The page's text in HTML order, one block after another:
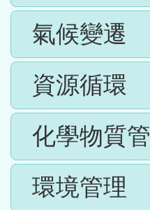
氣候變遷
資源循環
化學物質
環境管理